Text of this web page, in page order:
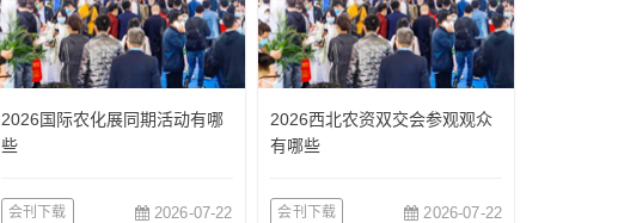
2026国际农化展同期活动有哪
些
会刊下载 2026-07-22
2026西北农资双交会参观观众
有哪些
会刊下载 2026-07-22